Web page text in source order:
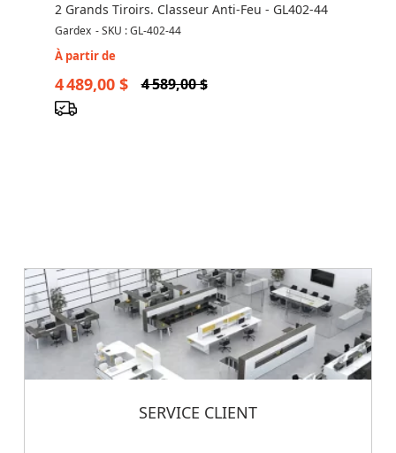
2 Grands Tiroirs. Classeur Anti-Feu - GL402-44
Gardex -SKU : GL-402-44
À partir de
4 489,00 $ 4 589,00 $
SERVICE CLIENT